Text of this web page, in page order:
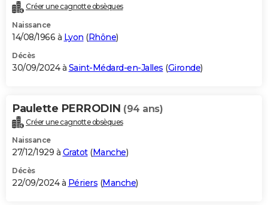
Créer une cagnotte obsèques
Naissance
14/08/1966 à Lyon (Rhône)
Décès
30/09/2024 à Saint-Médard-en-Jalles (Gironde)
Paulette PERRODIN (94 ans)
Créer une cagnotte obsèques
Naissance
27/12/1929 à Gratot(Manche)
Décès
22/09/2024 à Périers (Manche)